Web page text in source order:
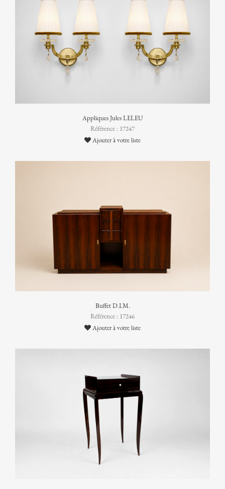
Appliques Jules LELEU
Référence : 17247
Ajouter à votre liste
Buffet D.I.M.
Référence : 17246
Ajouter à votre liste